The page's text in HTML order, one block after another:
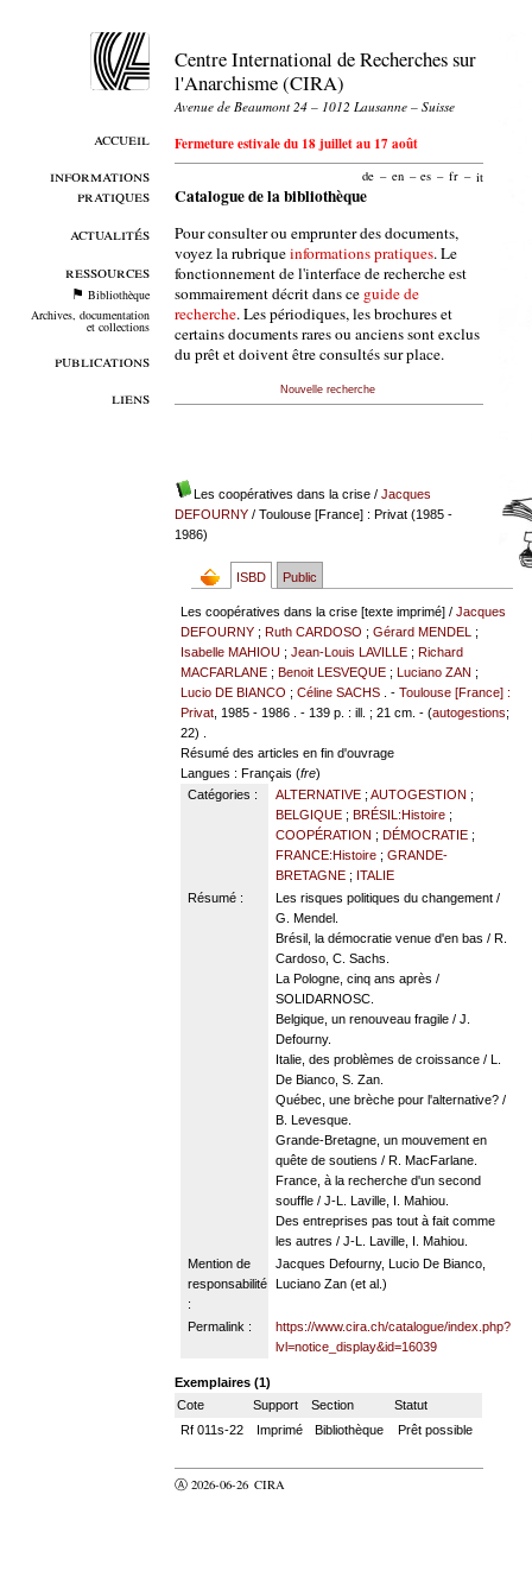
accueil
informations
pratiques
actualités
ressources
Bibliothèque
Archives, documentation
et collections
publications
liens
Centre International de Recherches sur
l'Anarchisme (CIRA)
Avenue de Beaumont 24 – 1012 Lausanne – Suisse
Fermeture estivale du 18 juillet au 17 août
de – en – es – fr – it
Catalogue de la bibliothèque
Pour consulter ou emprunter des documents,
voyez la rubriqueinformations pratiques. Le
fonctionnement de l'interface de recherche est
sommairement décrit dans ce guide de
recherche. Les périodiques, les brochures et
certains documents rares ou anciens sont exclus
du prêt et doivent être consultés sur place.
Nouvelle recherche
Les coopératives dans la crise/ Jacques
DEFOURNY/ Toulouse [France] : Privat (1985 -
1986)
ISBD Public
Les coopératives dans la crise [texte imprimé] /Jacques
DEFOURNY ;Ruth CARDOSO ;Gérard MENDEL
;
Isabelle MAHIOU ;Jean-Louis LAVILLE ;Richard
MACFARLANE ;Benoit LESVEQUE ;Luciano ZAN ;
Lucio DE BIANCO ;Céline SACHS . -Toulouse [France] :
Privat , 1985 - 1986 . - 139 p. : ill. ; 21 cm. - (autogestions;
22) .
Résumé des articles en fin d'ouvrage
Langues : Français (fre)
Catégories :
ALTERNATIVE; AUTOGESTION ;
BELGIQUE; BRÉSIL:Histoire;
COOPÉRATION ; DÉMOCRATIE;
FRANCE:Histoire; GRANDE-
BRETAGNE; ITALIE
Résumé :
Les risques politiques du changement /
G. Mendel.
Brésil, la démocratie venue d'en bas / R.
Cardoso, C. Sachs.
La Pologne, cinq ans après /
SOLIDARNOSC.
Belgique, un renouveau fragile / J.
Defourny.
Italie, des problèmes de croissance / L.
De Bianco, S. Zan.
Québec, une brèche pour l'alternative? /
B. Levesque.
Grande-Bretagne, un mouvement en
quête de soutiens / R. MacFarlane.
France, à la recherche d'un second
souffle / J-L. Laville, I. Mahiou.
Des entreprises pas tout à fait comme
les autres / J-L. Laville, I. Mahiou.
Mention de
responsabilité
:
Jacques Defourny, Lucio De Bianco,
Luciano Zan (et al.)
Permalink :
https://www.cira.ch/catalogue/index.php?
lvl=notice_display&id=16039
Exemplaires (1)
Cote
Support Section
Statut
Rf 011s-22
Imprimé Bibliothèque Prêt possible
Ⓐ 2026-06-26 CIRA